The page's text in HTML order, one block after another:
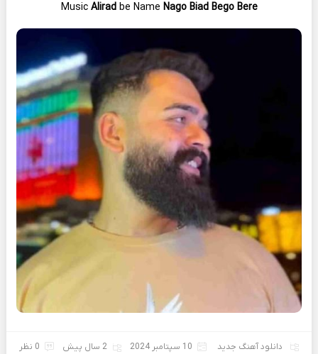
MusicAlirad be Name Nago Biad Bego Bere
دانلود آهنگ جدید 10 سپتامبر 2024 2 سال پیش 0 نظر